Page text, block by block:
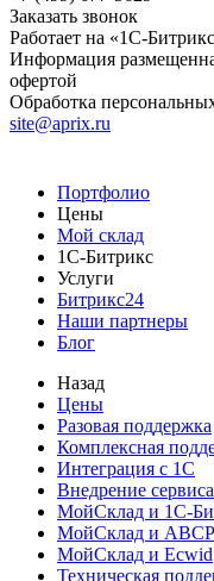
Заказать звонок
Работает на «1С-
Информация
офертой
Обработка
site@aprix.ru
Портфолио
Цены
Мой склад
1С-Битрикс
Услуги
Битрикс24
Наши партнеры
Блог
Назад
Цены
Разовая поддержка
Комплексная
Интеграция с 1С
Внедрение
МойСклад и 1С-
МойСклад и ABCP
МойСклад и Ecwid
Техническая